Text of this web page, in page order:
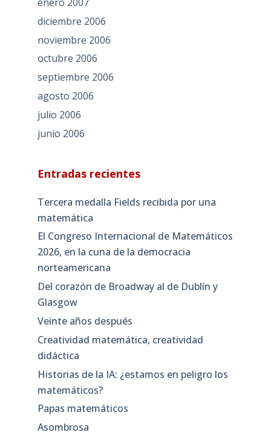
diciembre 2006
noviembre 2006
octubre 2006
septiembre 2006
agosto 2006
julio 2006
junio 2006
Entradas recientes
Tercera medalla Fields recibida por una
matemática
El Congreso Internacional de Matemáticos
2026, en la cuna de la democracia
norteamericana
Del corazón de Broadway al de Dublín y
Glasgow
Veinte años después
Creatividad matemática, creatividad
didáctica
Historias de la IA: ¿estamos en peligro los
matemáticos?
Papas matemáticos
Asombrosa